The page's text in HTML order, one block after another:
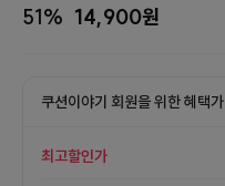
51% 14,900원
쿠션이야기 회원을 위한 혜택가
최고할인가